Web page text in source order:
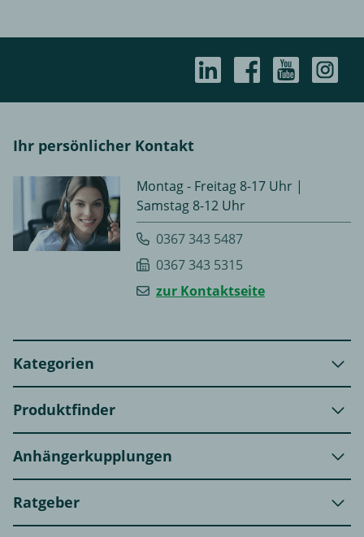
Ihr persönlicher Kontakt
Montag - Freitag 8-17 Uhr |
Samstag 8-12 Uhr
0367 343 5487
0367 343 5315
zur Kontaktseite
Kategorien
Produktfinder
Anhängerkupplungen
Ratgeber